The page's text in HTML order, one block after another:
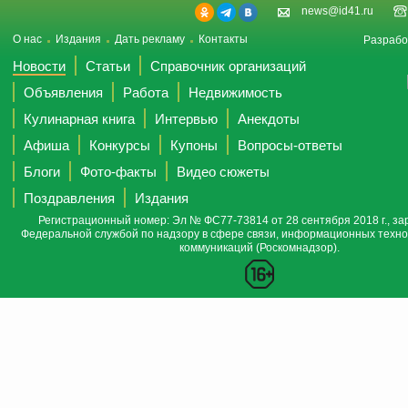
news@id41.ru
О нас Издания Дать рекламу Контакты
Новости Статьи
Справочник организаций
Объявления
Работа
Недвижимость
Кулинарная книга
Интервью
Анекдоты
Афиша
Конкурсы Купоны
Вопросы-ответы
Блоги
Фото-факты
Видео сюжеты
Поздравления
Издания
Регистрационный номер: Эл № ФС77-73814 от 28 сентября 2018 г.,
Федеральной службой по надзору в сфере связи, информационных
коммуникаций (Роскомнадзор).